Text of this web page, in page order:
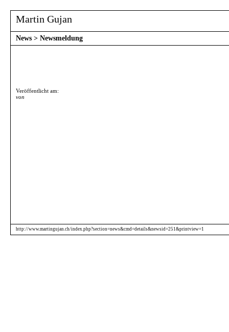
Martin Gujan
News > Newsmeldung
Veröffentlicht am:
von
http://www.martingujan.ch/index.php?section=news&cmd=details&newsid=251&printview=1